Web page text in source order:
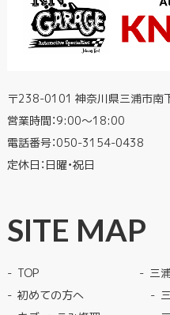
〒238-0101 神奈川県三浦市南
営業時間：9:00〜18:00
電話番号：050-3154-0438
定休日：日曜・祝日
SITE MAP
TOP
初めての方へ
三